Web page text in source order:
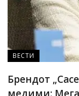
ВЕСТИ
Брендот
медими: